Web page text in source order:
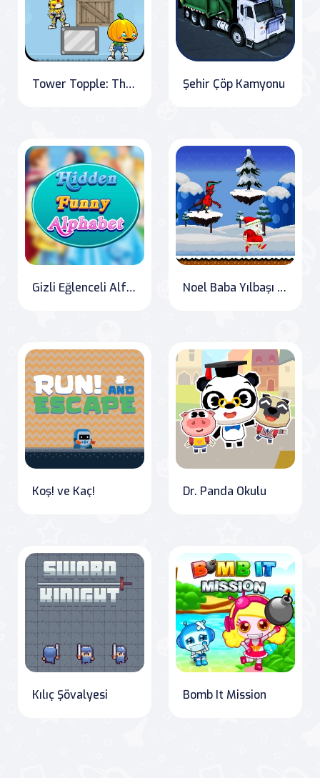
Tower Topple: The Ultimate Balancing Challenge Şehir Çöp Kamyonu
Gizli Eğlenceli Alfabe Noel Baba Yılbaşı Koşusu
Koş! ve Kaç! Dr. Panda Okulu
Kılıç Şövalyesi Bomb It Mission